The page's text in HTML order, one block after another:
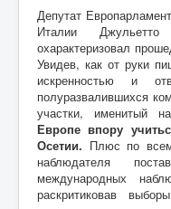
Депутат
Италии
охарактеризовал
Увидев, как от руки
искренностью и
полуразвалившихся
участки, именитый
Европе впору
Осетии. Плюс по
наблюдателя
международных
раскритиковав